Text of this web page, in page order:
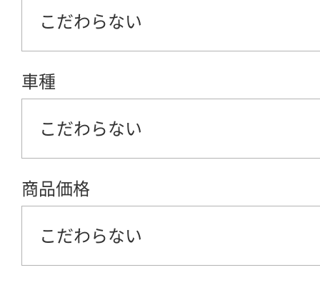
こだわらない
車種
こだわらない
商品価格
こだわらない